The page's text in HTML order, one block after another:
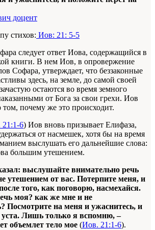
доцент
стихов: Иов: 21: 5-5
следует ответ Иова, содержащийся в
книги. В нем Иов, в опровержение
Софара, утверждает, что беззаконные
здесь, на земле, до самой своей
остаются во время земного
от Бога за свои грехи. Иов
том, почему же это происходит.
6) Иов вновь призывает Елифаза,
от насмешек, хотя бы на время
выслушать его дальнейшие слова:
большим утешением.
выслушайте внимательно речь
утешением от вас. Потерпите меня, и
того, как поговорю, насмехайся.
моя? как же мне и не
Посмотрите на меня и ужаснитесь, и
уста. Лишь только я вспомню, –
объемлет тело мое (Иов. 21:1-6).